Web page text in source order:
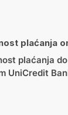
plaćanja
plaćanja
UniCredit